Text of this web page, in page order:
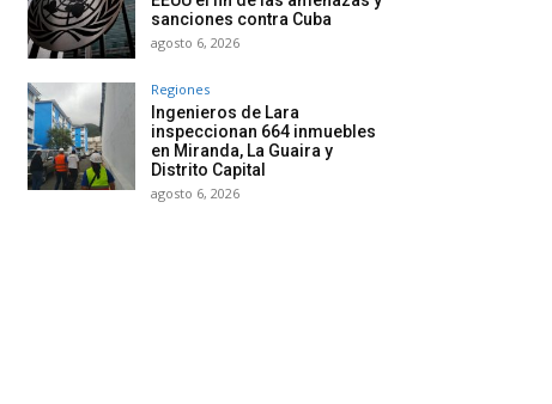
sanciones contra Cuba
agosto 6, 2026
Regiones
Ingenieros de Lara
inspeccionan 664 inmuebles
en Miranda, La Guaira y
Distrito Capital
agosto 6, 2026